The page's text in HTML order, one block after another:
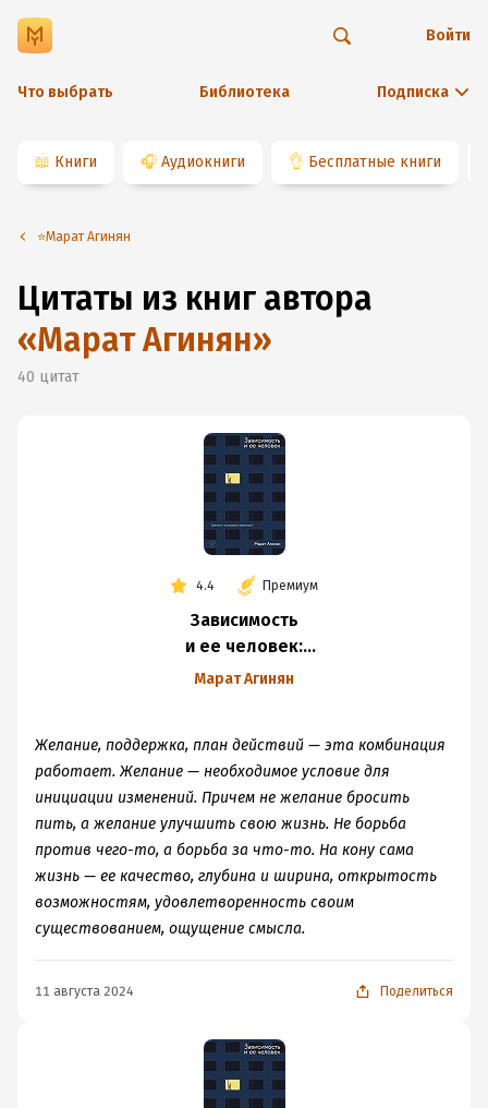
Что выбрать Библиотека Подписка
Войти
📖 Книги 🎧 Аудиокниги 👌 Бесплатные книги
⭐️Марат Агинян
Цитаты из книг автора
«Марат Агинян»
40 цитат
4.4 Премиум
Зависимость
и ее человек:
записки психиатра-
Марат Агинян
Желание, поддержка, план действий — эта комбинация
работает. Желание — необходимое условие для
инициации изменений. Причем не желание бросить
пить, а желание улучшить свою жизнь. Не борьба
против чего-то, а борьба за что-то. На кону сама
жизнь — ее качество, глубина и ширина, открытость
возможностям, удовлетворенность своим
существованием, ощущение смысла.
11 августа 2024 Поделиться